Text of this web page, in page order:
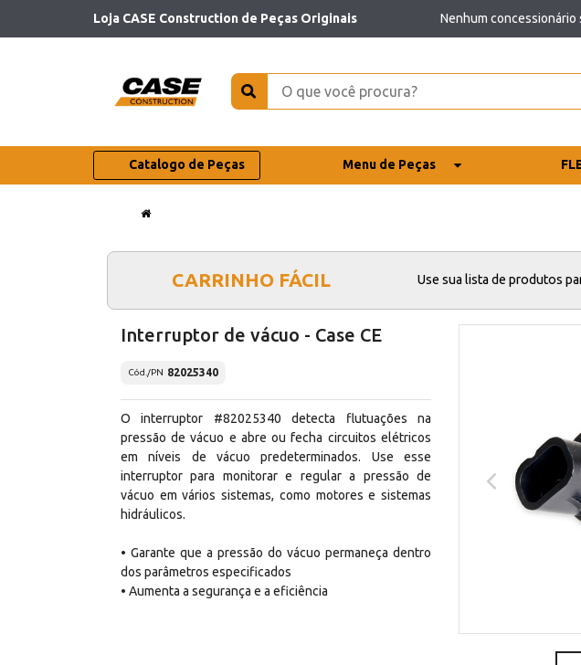
Loja CASE Construction de Peças Originais Nenhum concessionário
Catalogo de Peças Menu de Peças
CARRINHO FÁCIL Use sua lista de produtos
Interruptor de vácuo - Case CE
Cód./PN 82025340
O interruptor #82025340 detecta flutuações na
pressão de vácuo e abre ou fecha circuitos elétricos
em níveis de vácuo predeterminados. Use esse
interruptor para monitorar e regular a pressão de
vácuo em vários sistemas, como motores e sistemas
hidráulicos.
• Garante que a pressão do vácuo permaneça dentro
dos parâmetros especificados
• Aumenta a segurança e a eficiência